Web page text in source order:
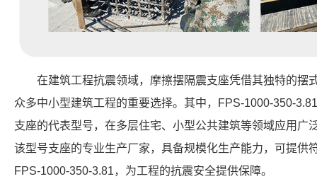
在建筑工程抗震领域，摩擦摆隔震支座凭借其独特的摆
众多中小型建筑工程的重要选择。其中，FPS-1000-350-
支座的代表型号，在多层住宅、小型公共建筑等领域应用广
该型号支座的专业生产厂家，具备规模化生产能力，可提供
FPS-1000-350-3.81，为工程的抗震安全提供保障。